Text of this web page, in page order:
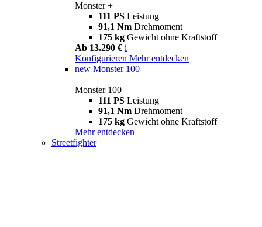
Monster +
111 PS Leistung
91,1 Nm Drehmoment
175 kg Gewicht ohne Kraftstoff
Ab 13.290 € i
Konfigurieren Mehr entdecken
new Monster 100
Monster 100
111 PS Leistung
91,1 Nm Drehmoment
175 kg Gewicht ohne Kraftstoff
Mehr entdecken
Streetfighter